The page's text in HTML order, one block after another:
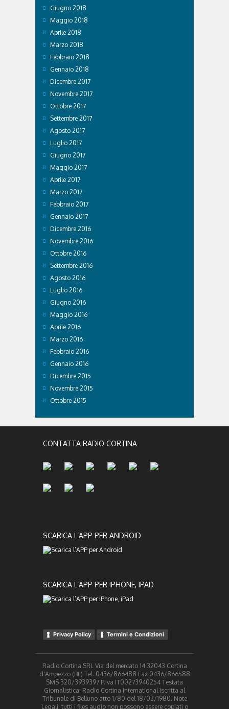
Giugno 2018
Maggio 2018
Aprile 2018
Marzo 2018
Febbraio 2018
Gennaio 2018
Dicembre 2017
Novembre 2017
Ottobre 2017
Settembre 2017
Agosto 2017
Luglio 2017
Giugno 2017
Maggio 2017
Aprile 2017
Marzo 2017
Febbraio 2017
Gennaio 2017
Dicembre 2016
Novembre 2016
Ottobre 2016
Settembre 2016
Agosto 2016
Luglio 2016
Giugno 2016
Maggio 2016
Aprile 2016
Marzo 2016
Febbraio 2016
Gennaio 2016
Dicembre 2015
Novembre 2015
Ottobre 2015
CONTATTA RADIO CORTINA
SCARICA L’APP PER ANDROID
SCARICA L’APP PER IPHONE, IPAD
Privacy Policy Termini e Condizioni
Radio Cortina SRL Via del mercato 14 32043 Cortina
d'Ampezzo (BL) Tel. 0436/866488 Fax 0436/866588
SMS 320/3939397 P.Iva IT00273940254 Testata
Giornalistica: Radio Cortina International Iscritta al
Tribunale di Belluno atto 1/80 del 18/03/1980. Note
Legali: tutti i files audio non possono essere copiati o